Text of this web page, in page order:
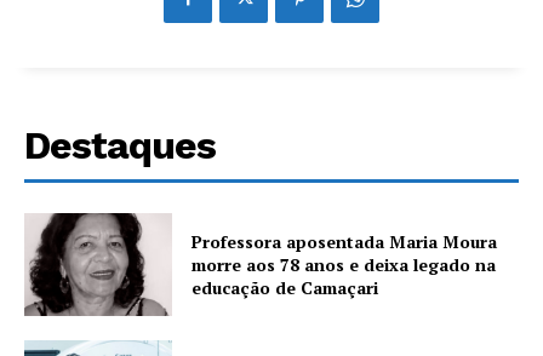
Destaques
Professora aposentada Maria Moura
morre aos 78 anos e deixa legado na
educação de Camaçari